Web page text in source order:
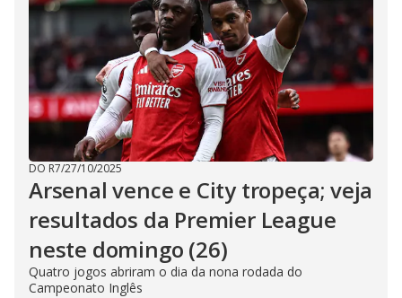
DO R7/27/10/2025
Arsenal vence e City tropeça; veja
resultados da Premier League
neste domingo (26)
Quatro jogos abriram o dia da nona rodada do
Campeonato Inglês